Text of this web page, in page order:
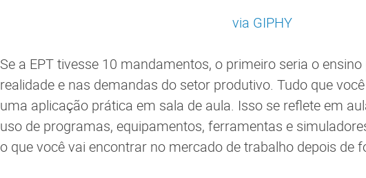
via GIPHY
Se a EPT tivesse 10 mandamentos, o primeiro seria o
realidade e nas demandas do setor produtivo. Tudo que
uma aplicação prática em sala de aula. Isso se reflete em
uso de programas, equipamentos, ferramentas e
o que você vai encontrar no mercado de trabalho depois de